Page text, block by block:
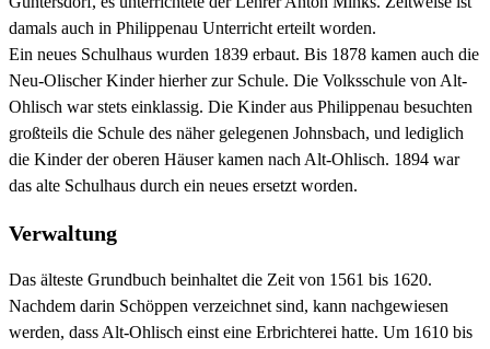
damals auch in Philippenau Unterricht erteilt worden.
Ein neues Schulhaus wurden 1839 erbaut. Bis 1878 kamen auch die
Neu-Olischer Kinder hierher zur Schule. Die Volksschule von Alt-
Ohlisch war stets einklassig. Die Kinder aus Philippenau besuchten
großteils die Schule des näher gelegenen Johnsbach, und lediglich
die Kinder der oberen Häuser kamen nach Alt-Ohlisch. 1894 war
das alte Schulhaus durch ein neues ersetzt worden.
Verwaltung
Das älteste Grundbuch beinhaltet die Zeit von 1561 bis 1620.
Nachdem darin Schöppen verzeichnet sind, kann nachgewiesen
werden, dass Alt-Ohlisch einst eine Erbrichterei hatte. Um 1610 bis